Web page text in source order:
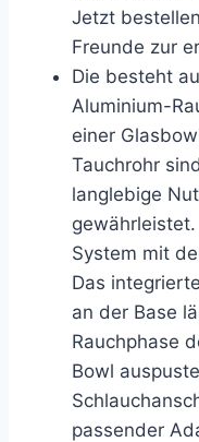
Jetzt
Freunde zur
Die besteht
Aluminium-
einer
Tauchrohr
langlebige
System mit
Das
an der Base
Rauchphase
Bowl
passender